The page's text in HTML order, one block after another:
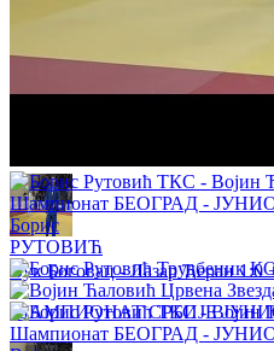
Вук Боговац - Лазар Ћеран
ШАМПИОНАТ СРБИЈЕ
Борис
РУТОВИЋ